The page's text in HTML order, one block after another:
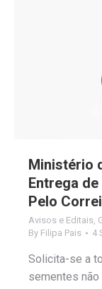
Ministério
Entrega
Pelo
Avisos e Editais
By Filipa Pais 4
Solicita-se a
sementes